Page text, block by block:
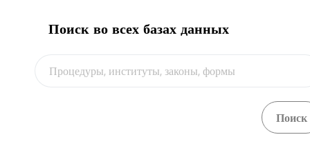
Поиск во всех базах данных